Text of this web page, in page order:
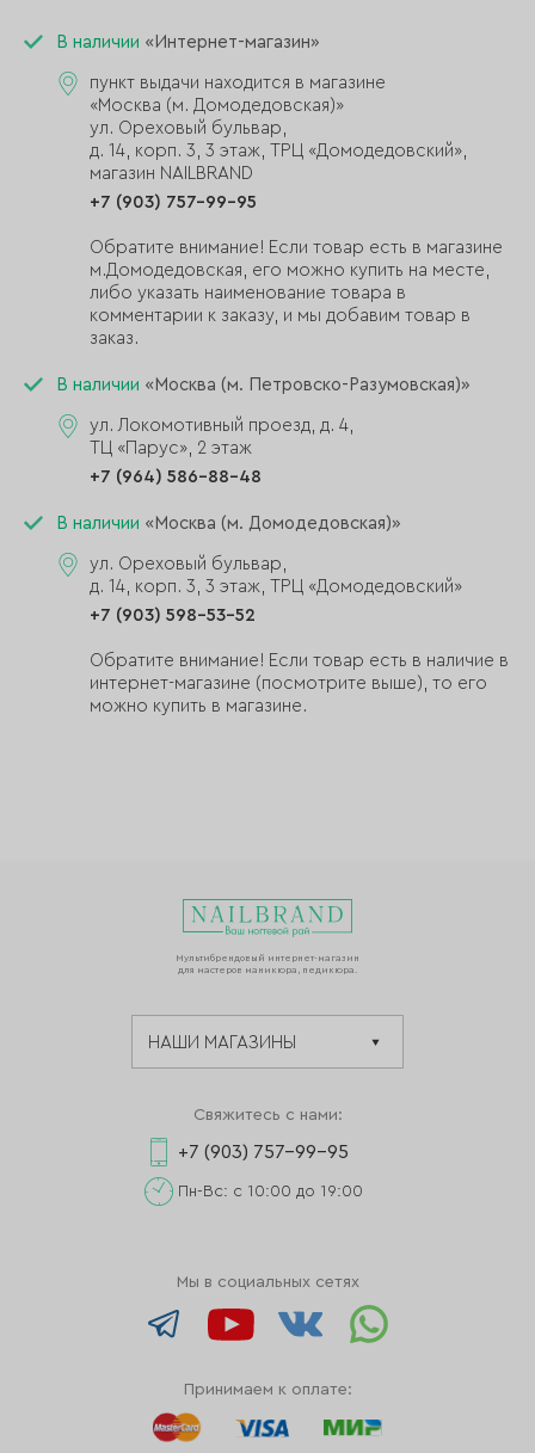
В наличии «Интернет-магазин»
пункт выдачи находится в магазине
«Москва (м. Домодедовская)»
ул. Ореховый бульвар,
д. 14, корп. 3, 3 этаж, ТРЦ «Домодедовский»,
магазин NAILBRAND
+7 (903) 757-99-95
Обратите внимание! Если товар есть в магазине
м.Домодедовская, его можно купить на месте,
либо указать наименование товара в
комментарии к заказу, и мы добавим товар в
заказ.
В наличии «Москва (м. Петровско-Разумовская)»
ул. Локомотивный проезд, д. 4,
ТЦ «Парус», 2 этаж
+7 (964) 586-88-48
В наличии «Москва (м. Домодедовская)»
ул. Ореховый бульвар,
д. 14, корп. 3, 3 этаж, ТРЦ «Домодедовский»
+7 (903) 598-53-52
Обратите внимание! Если товар есть в наличие в
интернет-магазине (посмотрите выше), то его
можно купить в магазине.
Мультибрендовый интернет-магазин
для мастеров маникюра, педикюра.
Свяжитесь с нами:
+7 (903) 757-99-95
Пн-Вс: с 10:00 до 19:00
Мы в социальных сетях
Принимаем к оплате: